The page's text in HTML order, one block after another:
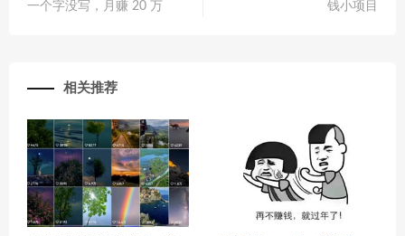
一个字没写，月赚 20 万
钱小项目
相关推荐